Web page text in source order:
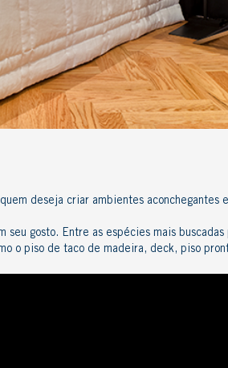
deseja criar ambientes aconchegantes
seu gosto. Entre as espécies mais
o piso de taco de madeira , deck, piso